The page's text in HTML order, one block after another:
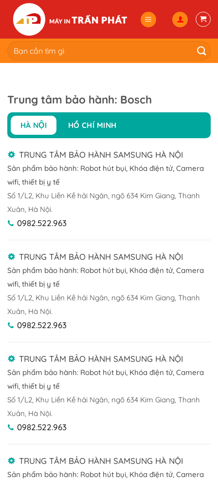
content
Tìm
kiếm:
Trung tâm bảo hành: Bosch
HÀ NỘI HỒ CHÍ MINH
TRUNG TÂM BẢO HÀNH SAMSUNG HÀ NỘI
Sản phẩm bảo hành: Robot hút bụi, Khóa điện tử, Camera
wifi, thiết bị y tế
Số 1/L2, Khu Liền Kề hải Ngân, ngõ 634 Kim Giang, Thanh
Xuân, Hà Nội.
0982.522.963
TRUNG TÂM BẢO HÀNH SAMSUNG HÀ NỘI
Sản phẩm bảo hành: Robot hút bụi, Khóa điện tử, Camera
wifi, thiết bị y tế
Số 1/L2, Khu Liền Kề hải Ngân, ngõ 634 Kim Giang, Thanh
Xuân, Hà Nội.
0982.522.963
TRUNG TÂM BẢO HÀNH SAMSUNG HÀ NỘI
Sản phẩm bảo hành: Robot hút bụi, Khóa điện tử, Camera
wifi, thiết bị y tế
Số 1/L2, Khu Liền Kề hải Ngân, ngõ 634 Kim Giang, Thanh
Xuân, Hà Nội.
0982.522.963
TRUNG TÂM BẢO HÀNH SAMSUNG HÀ NỘI
Sản phẩm bảo hành: Robot hút bụi, Khóa điện tử, Camera